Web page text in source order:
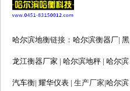
哈尔滨地衡链接： 哈尔滨衡器厂| 黑
龙江衡器厂家 | 哈尔滨地秤 | 哈尔滨
汽车衡| 耀华仪表 | 生产厂家|哈尔滨